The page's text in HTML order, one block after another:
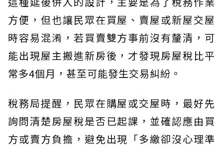
方便，但也讓民眾在買屋、賣屋或新屋交屋
時容易混淆，若買賣雙方事前沒有釐清，可
能出現屋主搬進新房後，才發現房屋稅比平
常多4個月，甚至可能發生交易糾紛。
稅務局提醒，民眾在購屋或交屋時，最好先
詢問清楚房屋稅是否已起課，並確認應由買
方或賣方負擔，避免出現「多繳卻沒心理準